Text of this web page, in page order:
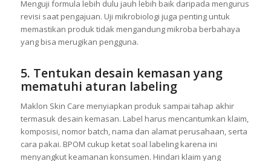
warna, dan aroma tetap konsisten. BPOM biasanya meminta
bukti uji atau minimal hasil QC sebelum memberikan izin edar.
Menguji formula lebih dulu jauh lebih baik daripada mengurus
yang bisa merugikan pengguna.
5. Tentukan desain kemasan yang
mematuhi aturan labeling
Maklon Skin Care menyiapkan produk sampai tahap akhir
termasuk desain kemasan. Label harus mencantumkan klaim,